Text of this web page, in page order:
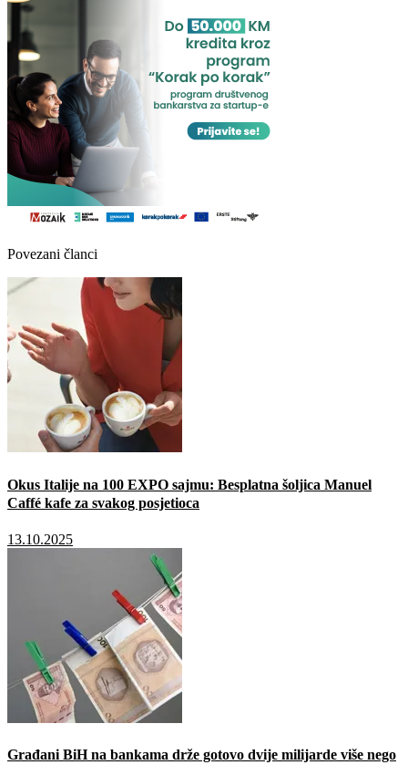
Povezani članci
Okus Italije na 100 EXPO sajmu: Besplatna šoljica Manuel
Caffé kafe za svakog posjetioca
13.10.2025
Građani BiH na bankama drže gotovo dvije milijarde više nego